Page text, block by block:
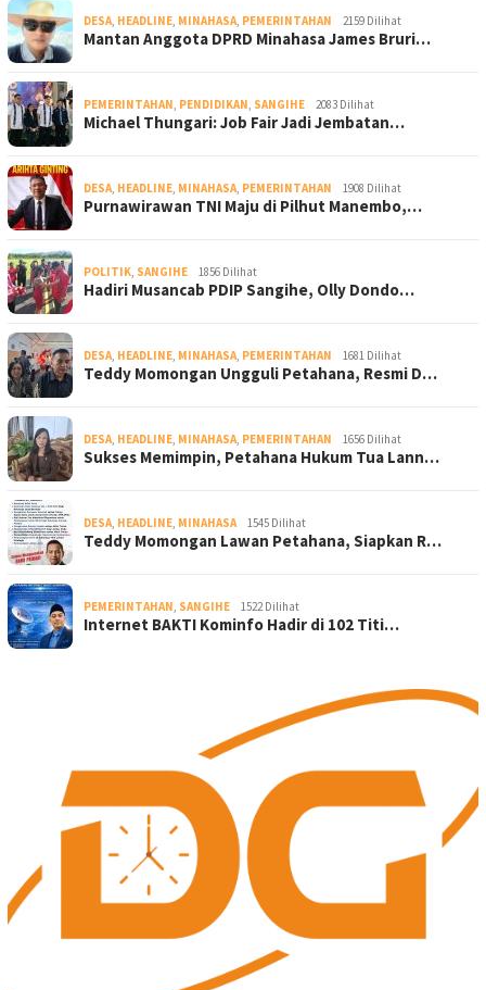
DESA, HEADLINE, MINAHASA, PEMERINTAHAN 2159 Dilihat
Mantan Anggota DPRD Minahasa James Bruri…
PEMERINTAHAN, PENDIDIKAN, SANGIHE 2083 Dilihat
Michael Thungari: Job Fair Jadi Jembatan…
DESA, HEADLINE, MINAHASA, PEMERINTAHAN 1908 Dilihat
Purnawirawan TNI Maju di Pilhut Manembo,…
POLITIK, SANGIHE 1856 Dilihat
Hadiri Musancab PDIP Sangihe, Olly Dondo…
DESA, HEADLINE, MINAHASA, PEMERINTAHAN 1681 Dilihat
Teddy Momongan Ungguli Petahana, Resmi D…
DESA, HEADLINE, MINAHASA, PEMERINTAHAN 1656 Dilihat
Sukses Memimpin, Petahana Hukum Tua Lann…
DESA, HEADLINE, MINAHASA 1545 Dilihat
Teddy Momongan Lawan Petahana, Siapkan R…
PEMERINTAHAN, SANGIHE 1522 Dilihat
Internet BAKTI Kominfo Hadir di 102 Titi…